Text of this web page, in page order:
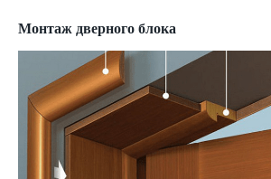
Монтаж дверного блока